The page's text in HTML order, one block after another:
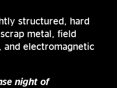
structured, hard
metal, field
and electromagnetic
night of